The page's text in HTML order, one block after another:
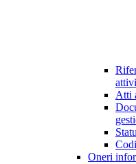
Atti
Oneri